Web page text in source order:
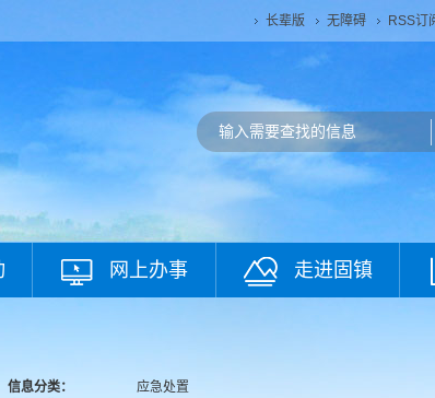
长辈版 无障碍 RSS订
网上办事 走进固镇
信息分类：
应急处置